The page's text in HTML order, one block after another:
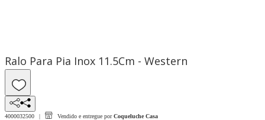
Ralo Para Pia Inox 11.5Cm - Western
4000032500 Vendido e entregue por Coqueluche Casa